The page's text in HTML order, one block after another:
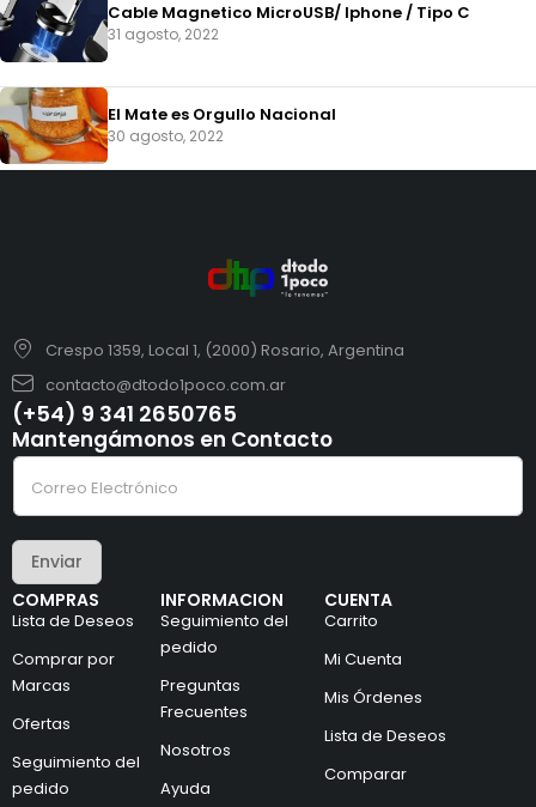
Cable Magnetico MicroUSB/ Iphone / Tipo C
31 agosto, 2022
El Mate es Orgullo Nacional
30 agosto, 2022
Crespo 1359, Local 1, (2000) Rosario, Argentina
contacto@dtodo1poco.com.ar
(+54) 9 341 2650765
COMPRAS
Lista de Deseos
Comprar por
Marcas
Ofertas
Seguimiento del
pedido
INFORMACION
Seguimiento del
pedido
Preguntas
Frecuentes
Nosotros
Ayuda
CUENTA
Carrito
Mi Cuenta
Mis Órdenes
Lista de Deseos
Comparar
Mantengámonos en Contacto
C
o
r
o
o
r
r
e
o
C
r
r
e
o
C
e
e
l
e
t
r
n
c
o
Enviar